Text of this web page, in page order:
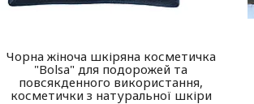
Чорна жіноча шкіряна косметичка
"Bolsa" для подорожей та
повсякденного використання,
косметички з натуральної шкіри